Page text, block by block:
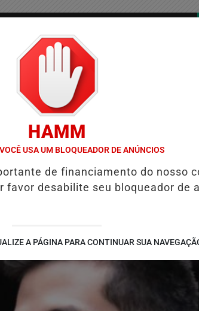
/ PUBLICIDADES LEGAIS
COM THALLES ROBERTO REFORMA
HAMM
USA UM BLOQUEADOR DE ANÚNCIOS
de financiamento do nosso
favor desabilite seu bloqueador de
A PÁGINA PARA CONTINUAR SUA